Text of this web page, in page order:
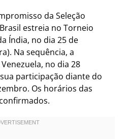
da Seleção
estreia no Torneio
Índia, no dia 25 de
Na sequência, a
no dia 28
participação diante do
Os horários das